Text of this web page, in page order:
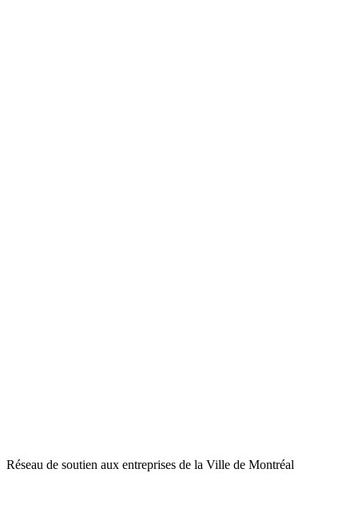
Réseau de soutien aux entreprises de la Ville de Montréal